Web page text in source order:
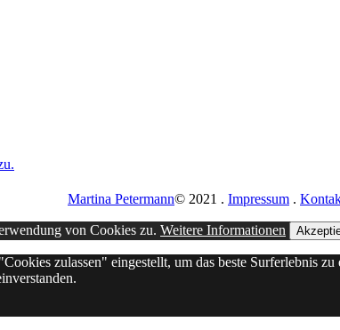
Martina Petermann© 2021 . Impressum .
von Cookies zu. Weitere Informationen
zulassen" eingestellt, um das beste Surferlebnis